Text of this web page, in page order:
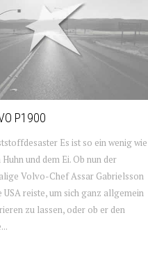
P1900
Es ist so ein wenig wie
und dem Ei. Ob nun der
Volvo-Chef Assar Gabrielsson
USA reiste, um sich ganz allgemein
zu lassen, oder ob er den